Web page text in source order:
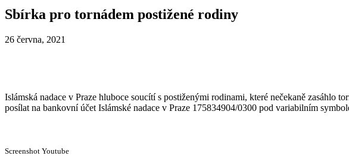
Sbírka pro tornádem postižené rodiny
26 června, 2021
Islámská nadace v Praze hluboce soucítí s postiženými rodinami, které nečekaně
posílat na bankovní účet Islámské nadace v Praze 175834904/0300 pod variabilním
Screenshot Youtube